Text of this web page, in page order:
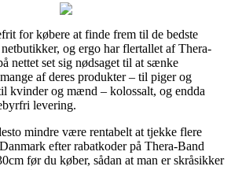
for købere at finde frem til de bedste
og ergo har flertallet af Thera-
nettet set sig nødsaget til at sænke
af deres produkter – til piger og
kvinder og mænd – kolossalt, og endda
levering.
mindre være rentabelt at tjekke flere
efter rabatkoder på Thera-Band
før du køber, sådan at man er skråsikker